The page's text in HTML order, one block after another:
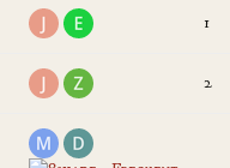
1
2